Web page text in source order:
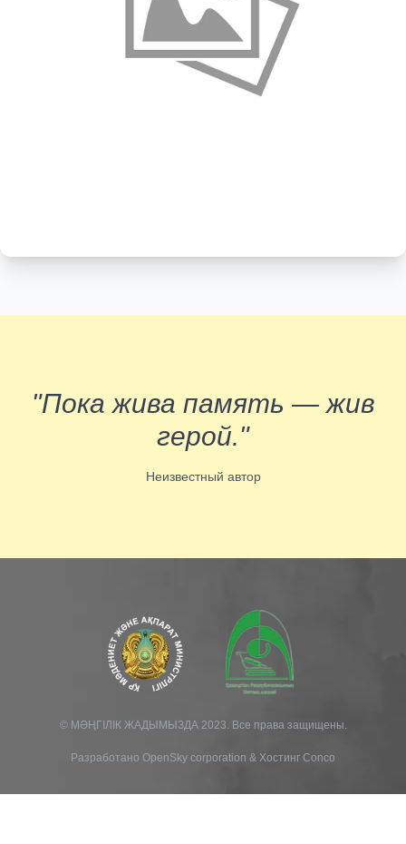
"Пока жива память — жив
герой."
Неизвестный автор
© МӘҢГІЛІК ЖАДЫМЫЗДА 2023. Все права защищены.
Разработано OpenSky corporation & Хостинг Conco